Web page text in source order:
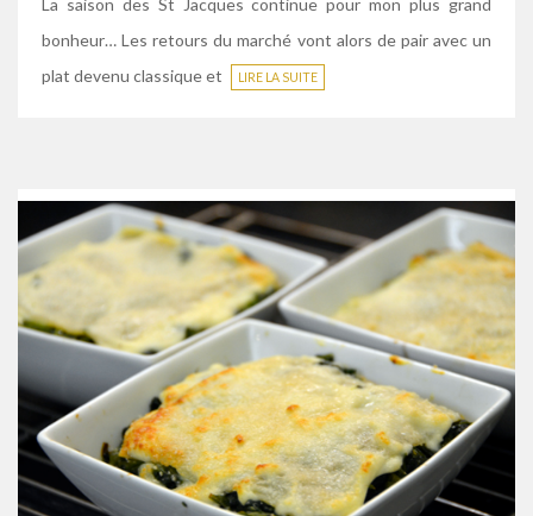
La saison des St Jacques continue pour mon plus grand
bonheur… Les retours du marché vont alors de pair avec un
plat devenu classique et
LIRE LA SUITE